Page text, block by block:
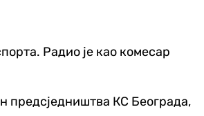
Радио је као комесар
предсједништва КС Београда,